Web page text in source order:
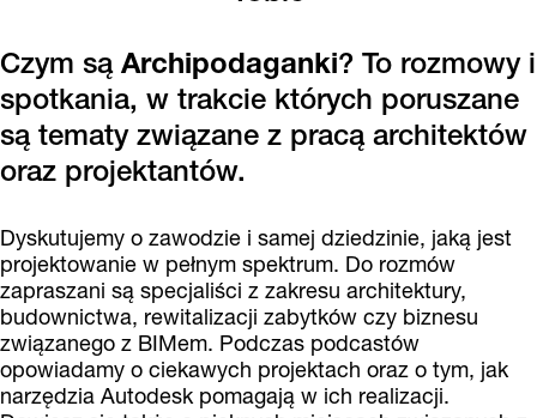
Czym są Archipodaganki? To rozmowy i
spotkania, w trakcie których poruszane
są tematy związane z pracą architektów
oraz projektantów.
Dyskutujemy o zawodzie i samej dziedzinie, jaką jest
projektowanie w pełnym spektrum. Do rozmów
zapraszani są specjaliści z zakresu architektury,
budownictwa, rewitalizacji zabytków czy biznesu
związanego z BIMem. Podczas podcastów
opowiadamy o ciekawych projektach oraz o tym, jak
narzędzia Autodesk pomagają w ich realizacji.